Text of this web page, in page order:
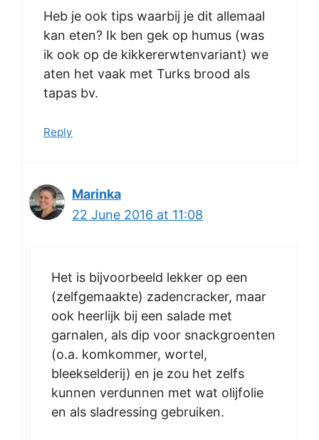
Heb je ook tips waarbij je dit allemaal
kan eten? Ik ben gek op humus (was
ik ook op de kikkererwtenvariant) we
aten het vaak met Turks brood als
tapas bv.
Reply
Marinka
22 June 2016 at 11:08
Het is bijvoorbeeld lekker op een
(zelfgemaakte) zadencracker, maar
ook heerlijk bij een salade met
garnalen, als dip voor snackgroenten
(o.a. komkommer, wortel,
bleekselderij) en je zou het zelfs
kunnen verdunnen met wat olijfolie
en als sladressing gebruiken.